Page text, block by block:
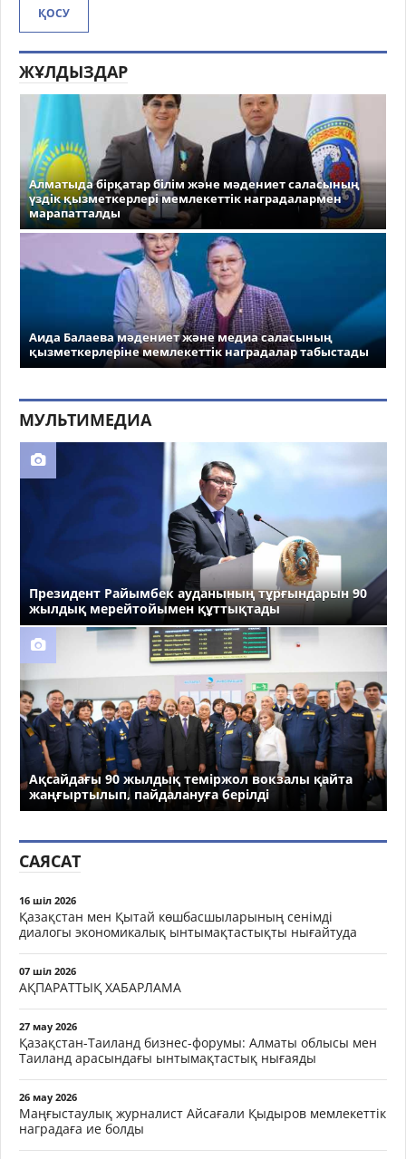
ҚОСУ
ЖҰЛДЫЗДАР
Алматыда бірқатар білім және мәдениет саласының
үздік қызметкерлері мемлекеттік наградалармен
марапатталды
Аида Балаева мәдениет және медиа саласының
қызметкерлеріне мемлекеттік наградалар табыстады
МУЛЬТИМЕДИА
Президент Райымбек ауданының тұрғындарын 90
жылдық мерейтойымен құттықтады
Ақсайдағы 90 жылдық теміржол вокзалы қайта
жаңғыртылып, пайдалануға берілді
САЯСАТ
16 шіл 2026
Қазақстан мен Қытай көшбасшыларының сенімді
диалогы экономикалық ынтымақтастықты нығайтуда
07 шіл 2026
АҚПАРАТТЫҚ ХАБАРЛАМА
27 мау 2026
Қазақстан-Таиланд бизнес-форумы: Алматы облысы мен
Таиланд арасындағы ынтымақтастық нығаяды
26 мау 2026
Маңғыстаулық журналист Айсағали Қыдыров мемлекеттік
наградаға ие болды